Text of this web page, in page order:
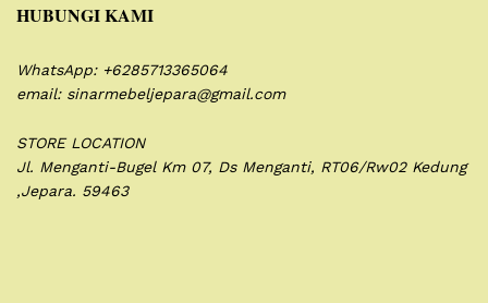
HUBUNGI KAMI
WhatsApp: +6285713365064
email: sinarmebeljepara@gmail.com
STORE LOCATION
Jl. Menganti-Bugel Km 07, Ds Menganti, RT06/Rw02 Kedung
,Jepara. 59463